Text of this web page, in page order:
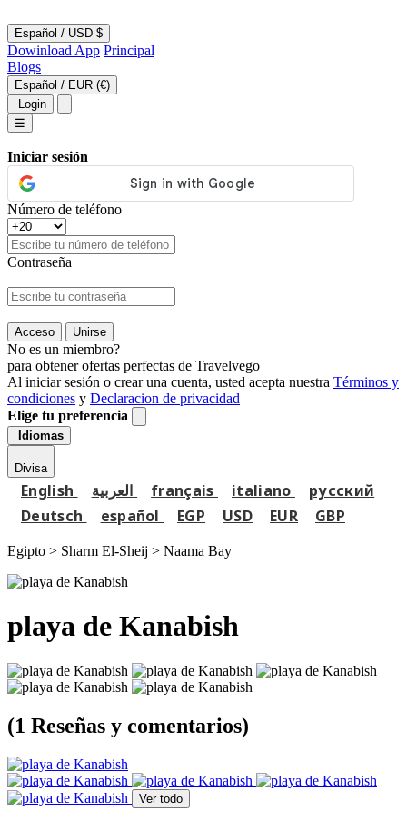
Español / USD $
Dowinload App Principal
Blogs
Español / EUR (€)
Login
☰
Iniciar sesión
Número de teléfono
Contraseña
Acceso Unirse
No es un miembro?
para obtener ofertas perfectas de Travelvego
Al iniciar sesión o crear una cuenta, usted acepta nuestra Términos y
condiciones y Declaracion de privacidad
Elige tu preferencia
Idiomas
Divisa
English français italiano
русский
Deutsch
español EGP USD EUR GBP
Egipto > Sharm El-Sheij > Naama Bay
playa de Kanabish
(1 Reseñas y comentarios)
Ver todo